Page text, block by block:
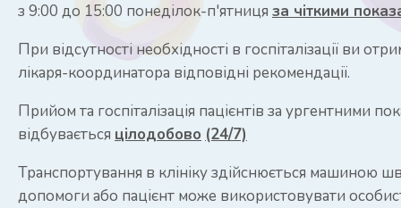
з 9:00 до 15:00 понеділок-п'ятниця за чіткими
При відсутності необхідності в госпіталізації ви
лікаря-координатора відповідні рекомендації.
Прийом та госпіталізація пацієнтів за ургентними
відбувається цілодобово (24/7)
Транспортування в клініку здійснюється машиною
допомоги або пацієнт може використовувати